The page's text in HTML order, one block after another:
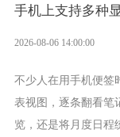
手机上支持多种
2026-08-06 14:00:00
不少人在用手机便签
表视图，逐条翻看笔
览，还是将月度日程